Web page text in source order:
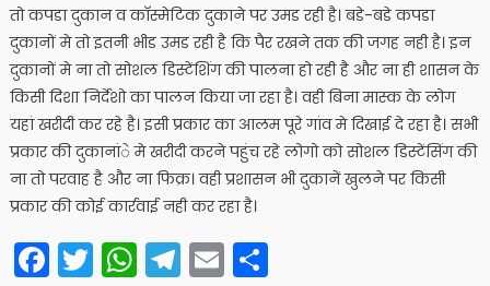
तो कपडा दुकान व काॅस्मेटिक दुकाने पर उमड रही है। बडे-बडे कपडा
दुकानों मे तो इतनी भीड उमड रही है कि पैर रखने तक की जगह नही है। इन
दुकानों मे ना तो सोशल डिस्टेंशिंग की पालना हो रही है और ना ही शासन के
किसी दिशा निर्देशो का पालन किया जा रहा है। वही बिना मास्क के लोग
यहां खरीदी कर रहे है। इसी प्रकार का आलम पूरे गांव मे दिखाई दे रहा है। सभी
प्रकार की दुकानांे मे खरीदी करने पहुंच रहे लोगो को सोशल डिस्टेंसिंग की
ना तो परवाह है और ना फिक्र। वही प्रशासन भी दुकानें खुलने पर किसी
प्रकार की कोई कार्रवाई नही कर रहा है।
Facebook
Twitter
WhatsApp
Telegram
EmailShare